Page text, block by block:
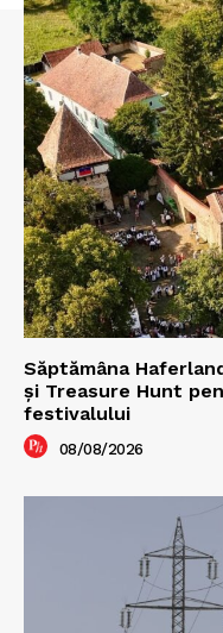
Săptămâna
şi Treasure Hunt
festivalului
08/08/2026